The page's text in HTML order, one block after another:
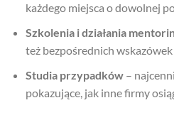
każdego miejsca o dowolnej
Szkolenia i działania
też bezpośrednich wskazówek
Studia przypadków–
pokazujące, jak inne firmy